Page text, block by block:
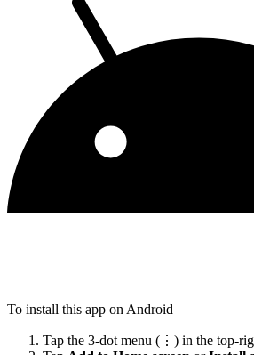
To install this app on Android
Tap the 3-dot menu (⋮) in the top-